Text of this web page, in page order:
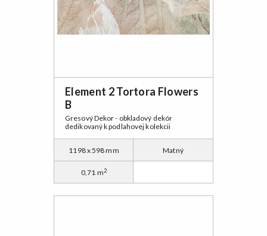
Element 2 Tortora Flowers
B
Gresový Dekor - obkladový dekór
dedikovaný k podlahovej kolekcii
1198 x 598 mm Matný
0,71 m2